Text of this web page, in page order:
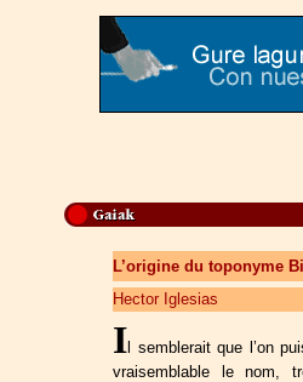
L’origine du toponyme
Hector Iglesias
I l semblerait que l’on
vraisemblable le nom,